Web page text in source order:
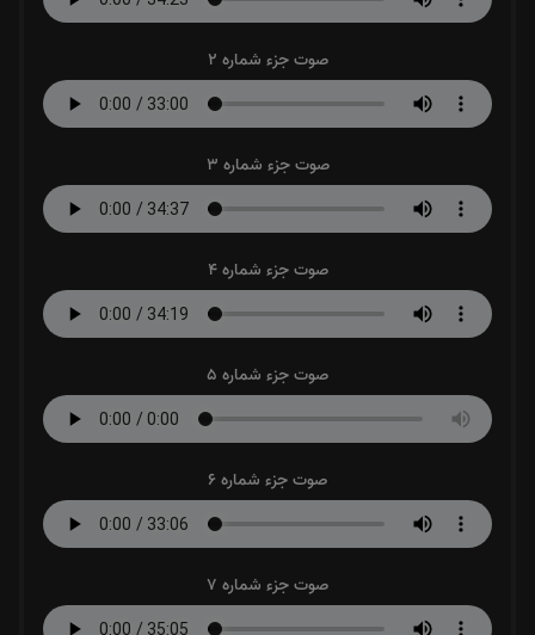
صوت جزء شماره 2
صوت جزء شماره 3
صوت جزء شماره 4
صوت جزء شماره 5
صوت جزء شماره 6
صوت جزء شماره 7